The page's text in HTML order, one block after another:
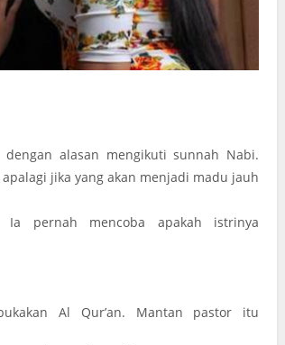
alasan mengikuti sunnah Nabi.
jika yang akan menjadi madu jauh
pernah mencoba apakah istrinya
Al Qur’an. Mantan pastor itu